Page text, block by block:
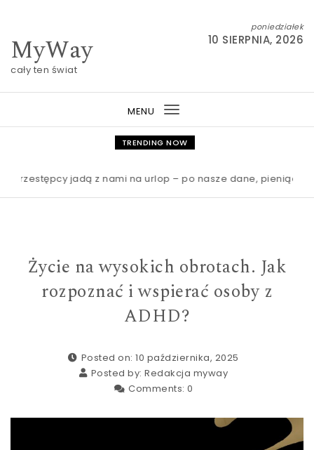
MyWay
cały ten świat
poniedziałek
10 SIERPNIA, 2026
MENU
Toggle
navigation
TRENDING NOW
jadą z nami na urlop – po nasze dane, pieniądze i
Życie na wysokich obrotach. Jak
rozpoznać i wspierać osoby z
ADHD?
Posted on: 10 października, 2025
Posted by: Redakcja myway
Comments: 0